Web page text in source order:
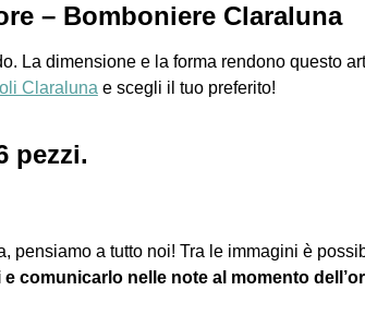
– Bomboniere Claraluna
La dimensione e la forma rendono questo
Claraluna e scegli il tuo preferito!
pezzi.
pensiamo a tutto noi! Tra le immagini è
comunicarlo nelle note al momento